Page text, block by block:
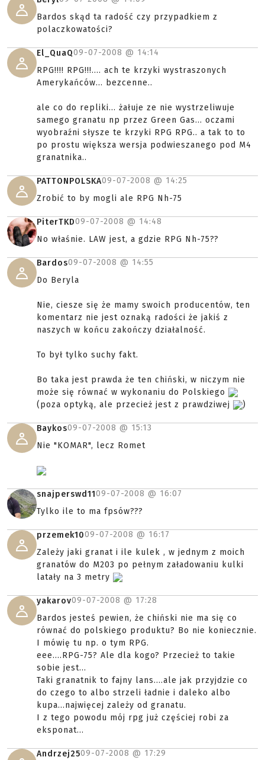
Bardos skąd ta radość czy przypadkiem z
polaczkowatości?
El_QuaQ09-07-2008 @ 14:14
RPG!!!! RPG!!!.... ach te krzyki wystraszonych
Amerykańców... bezcenne..
ale co do repliki... żałuje ze nie wystrzeliwuje
samego granatu np przez Green Gas... oczami
wyobraźni słysze te krzyki RPG RPG.. a tak to to
po prostu większa wersja podwieszanego pod M4
granatnika..
PATTONPOLSKA09-07-2008 @ 14:25
Zrobić to by mogli ale RPG Nh-75
PiterTKD09-07-2008 @ 14:48
No właśnie. LAW jest, a gdzie RPG Nh-75??
Bardos09-07-2008 @ 14:55
Do Beryla
Nie, ciesze się że mamy swoich producentów, ten
komentarz nie jest oznaką radości że jakiś z
naszych w końcu zakończy działalność.
To był tylko suchy fakt.
Bo taka jest prawda że ten chiński, w niczym nie
może się równać w wykonaniu do Polskiego
(poza optyką, ale przecież jest z prawdziwej
)
Baykos09-07-2008 @ 15:13
Nie "KOMAR", lecz Romet
snajperswd1109-07-2008 @ 16:07
Tylko ile to ma fpsów???
przemek1009-07-2008 @ 16:17
Zależy jaki granat i ile kulek , w jednym z moich
granatów do M203 po pełnym załadowaniu kulki
latały na 3 metry
yakarov09-07-2008 @ 17:28
Bardos jesteś pewien, że chiński nie ma się co
równać do polskiego produktu? Bo nie koniecznie.
I mówię tu np. o tym RPG.
eee....RPG-75? Ale dla kogo? Przecież to takie
sobie jest...
Taki granatnik to fajny lans....ale jak przyjdzie co
do czego to albo strzeli ładnie i daleko albo
kupa...najwięcej zależy od granatu.
I z tego powodu mój rpg już częściej robi za
eksponat...
Andrzej2509-07-2008 @ 17:29